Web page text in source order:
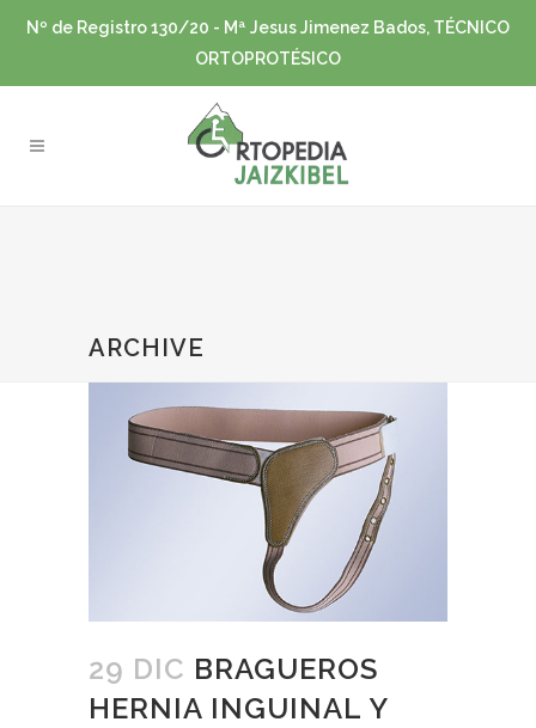
Nº de Registro 130/20 - Mª Jesus Jimenez Bados, TÉCNICO
ORTOPROTÉSICO
ARCHIVE
29 DIC BRAGUEROS
HERNIA INGUINAL Y